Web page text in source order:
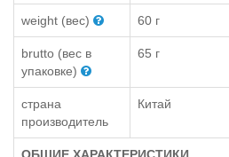
weight (вес) 60 г
brutto (вес в
упаковке)
65 г
страна
производитель
Китай
ОБЩИЕ ХАРАКТЕРИСТИКИ